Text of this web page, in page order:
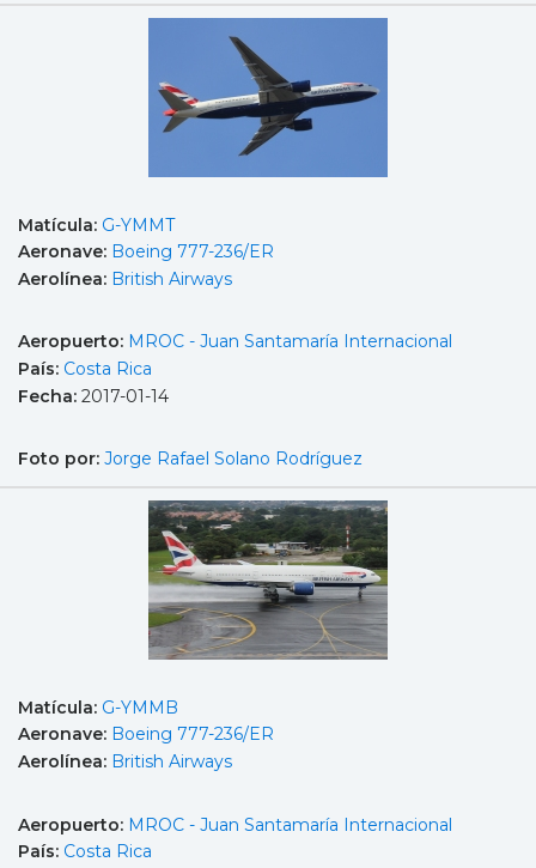
Matícula: G-YMMT
Aeronave: Boeing 777-236/ER
Aerolínea: British Airways
Aeropuerto: MROC - Juan Santamaría Internacional
País: Costa Rica
Fecha: 2017-01-14
Foto por: Jorge Rafael Solano Rodríguez
Matícula: G-YMMB
Aeronave: Boeing 777-236/ER
Aerolínea: British Airways
Aeropuerto: MROC - Juan Santamaría Internacional
País: Costa Rica